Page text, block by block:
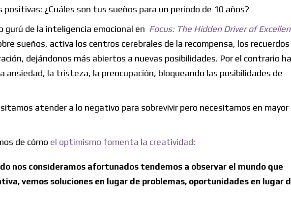
¿Cuáles son tus sueños para un periodo de 10 años?
gurú de la inteligencia emocional en Focus: The Hidden Driver of
sueños, activa los centros cerebrales de la recompensa, los recuerdos
dejándonos más abiertos a nuevas posibilidades. Por el contrario
ansiedad, la tristeza, la preocupación, bloqueando las posibilidades de
atender a lo negativo para sobrevivir pero necesitamos en mayor
de cómo el optimismo fomenta la creatividad:
nos consideramos afortunados tendemos a observar el mundo que
vemos soluciones en lugar de problemas, oportunidades en lugar